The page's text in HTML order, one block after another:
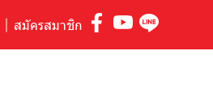
สมัครสมาชิก